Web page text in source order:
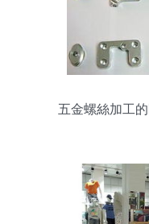
五金螺絲加工